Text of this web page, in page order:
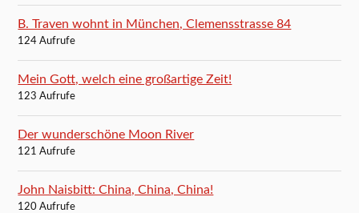
B. Traven wohnt in München, Clemensstrasse 84
124 Aufrufe
Mein Gott, welch eine großartige Zeit!
123 Aufrufe
Der wunderschöne Moon River
121 Aufrufe
John Naisbitt: China, China, China!
120 Aufrufe